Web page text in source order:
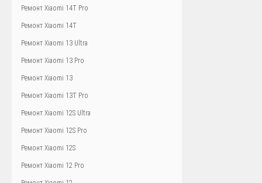
Ремонт Xiaomi 14T Pro
Ремонт Xiaomi 14T
Ремонт Xiaomi 13 Ultra
Ремонт Xiaomi 13 Pro
Ремонт Xiaomi 13
Ремонт Xiaomi 13T Pro
Ремонт Xiaomi 12S Ultra
Ремонт Xiaomi 12S Pro
Ремонт Xiaomi 12S
Ремонт Xiaomi 12 Pro